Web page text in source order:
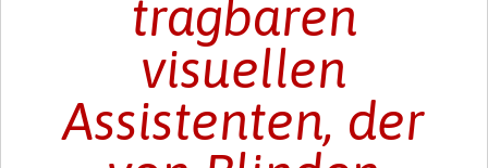
tragbaren
visuellen
Assistenten, der